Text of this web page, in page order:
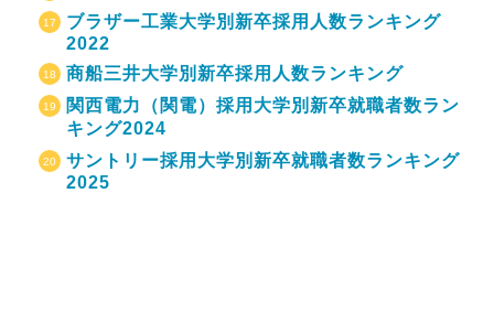
ブラザー工業大学別新卒採用人数ランキング
2022
商船三井大学別新卒採用人数ランキング
関西電力（関電）採用大学別新卒就職者数ラン
キング2024
サントリー採用大学別新卒就職者数ランキング
2025